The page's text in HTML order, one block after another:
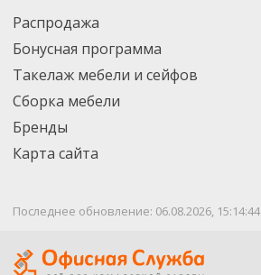
Распродажа
Бонусная программа
Такелаж мебели и сейфов
Сборка мебели
Бренды
Карта сайта
Последнее обновление: 06.08.2026, 15:14:44